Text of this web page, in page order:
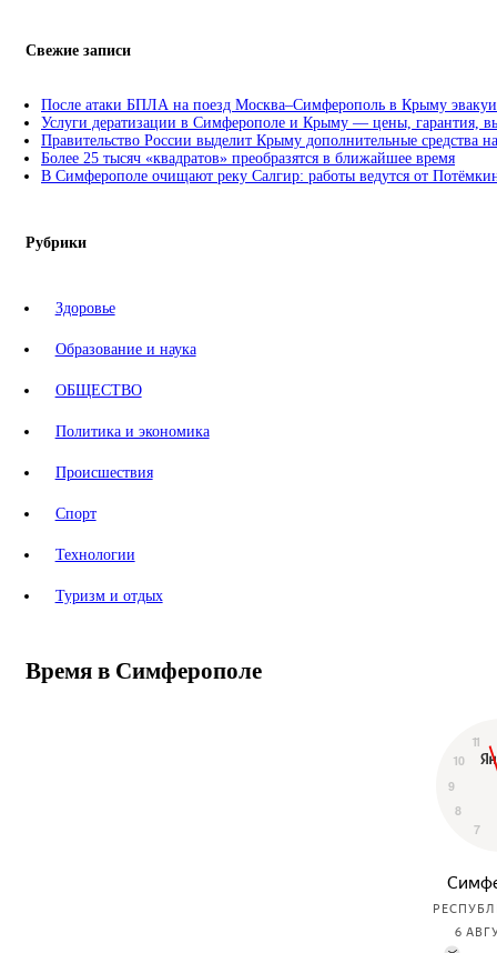
Свежие записи
После атаки БПЛА на поезд Москва–Симферополь в Крыму
Услуги дератизации в Симферополе и Крыму — цены, гарантия,
Правительство России выделит Крыму дополнительные средства
Более 25 тысяч «квадратов» преобразятся в ближайшее время
В Симферополе очищают реку Салгир: работы ведутся от
Рубрики
Здоровье
Образование и наука
ОБЩЕСТВО
Политика и экономика
Происшествия
Спорт
Технологии
Туризм и отдых
Время в Симферополе